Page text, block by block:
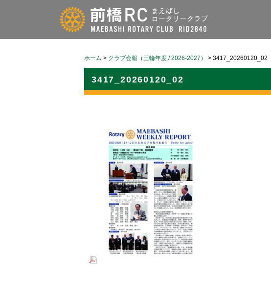
ホーム > クラブ会報（三輪年度 / 2026-2027） > 3417_20260120_02
3417_20260120_02